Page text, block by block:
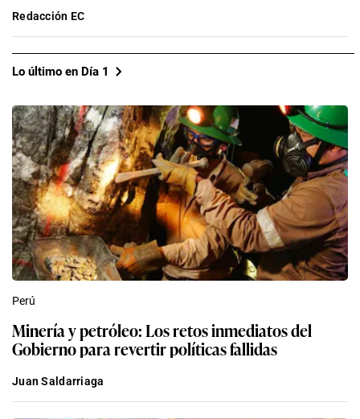
Redacción EC
Lo último en Día 1
Perú
Minería y petróleo: Los retos inmediatos del
Gobierno para revertir políticas fallidas
Juan Saldarriaga